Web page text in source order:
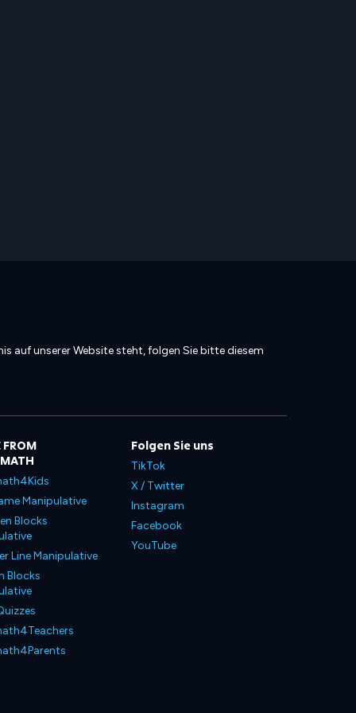
auf unserer Website steht, folgen Sie bitte diesem
FROM
Manipulative
Blocks
Line Manipulative
Blocks
Folgen Sie uns
TikTok
X / Twitter
Instagram
Facebook
YouTube